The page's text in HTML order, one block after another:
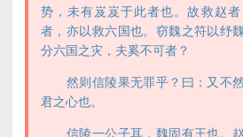
势，未有岌岌于此者也。故救赵
者，亦以救六国也。窃魏之符以纾
分六国之灾，夫奚不可者？
然则信陵果无罪乎？曰：又不然
君之心也。
信陵一公子耳，魏固有王也。赵